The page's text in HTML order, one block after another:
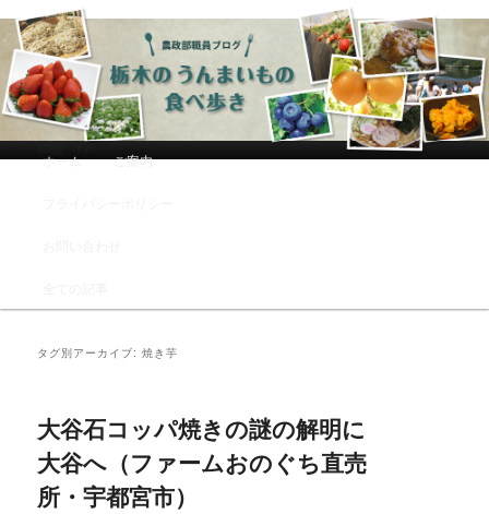
農政部職員ブログ「栃木のうんまい
もの食べ歩き」
メインコンテンツへ移動
サブコンテンツへ移動
ホーム ご案内
タグ別アーカイブ:焼き芋
大谷石コッパ焼きの謎の解明に
大谷へ（ファームおのぐち直売
所・宇都宮市）